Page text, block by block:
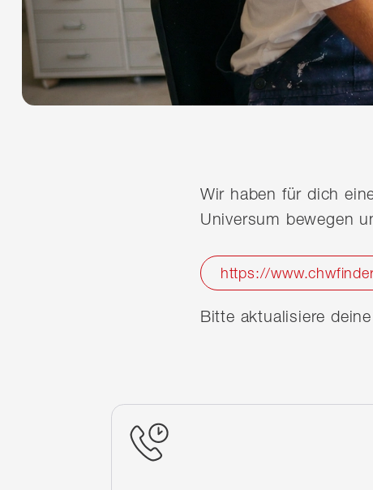
Wir haben für dich
Universum bewegen
https://
Bitte aktualisiere